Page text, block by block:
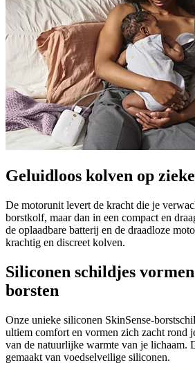
Geluidloos kolven op
De motorunit levert de kracht die je
borstkolf, maar dan in een compact en
de oplaadbare batterij en de draadloze
krachtig en discreet kolven.
Siliconen schildjes
borsten
Onze unieke siliconen SkinSense-
ultiem comfort en vormen zich zacht rond
van de natuurlijke warmte van je lichaam.
gemaakt van voedselveilige siliconen.